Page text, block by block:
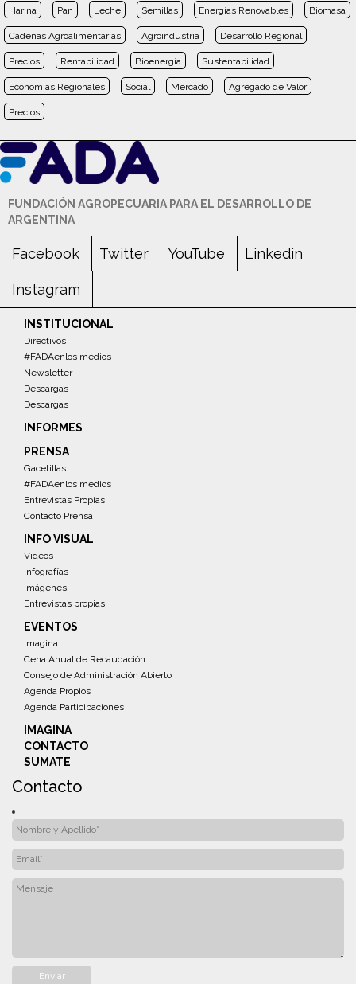
Harina Pan Leche Semillas Energías Renovables Biomasa
Cadenas Agroalimentarias Agroindustria Desarrollo Regional
Precios Rentabilidad Bioenergía Sustentabilidad
Economías Regionales Social Mercado Agregado de Valor
Precios
FUNDACIÓN AGROPECUARIA PARA EL DESARROLLO DE
ARGENTINA
Facebook Twitter YouTube Linkedin
Instagram
INSTITUCIONAL
Directivos
#FADAenlos medios
Newsletter
Descargas
Descargas
INFORMES
PRENSA
Gacetillas
#FADAenlos medios
Entrevistas Propias
Contacto Prensa
INFO VISUAL
Videos
Infografías
Imágenes
Entrevistas propias
EVENTOS
Imagina
Cena Anual de Recaudación
Consejo de Administración Abierto
Agenda Propios
Agenda Participaciones
IMAGINA
CONTACTO
SUMATE
Contacto